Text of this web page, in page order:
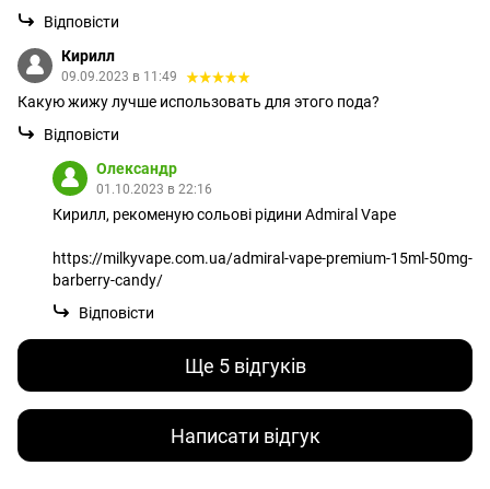
Відповісти
Кирилл
09.09.2023 в 11:49
Какую жижу лучше использовать для этого пода?
Відповісти
Олександр
01.10.2023 в 22:16
Кирилл, рекоменую сольові рідини Admiral Vape
https://milkyvape.com.ua/admiral-vape-premium-15ml-50mg-
barberry-candy/
Відповісти
Ще 5 відгуків
Написати відгук